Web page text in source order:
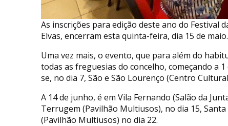
As inscrições para edição deste ano do Festival
Elvas, encerram esta quinta-feira, dia 15 de maio.
Uma vez mais, o evento, que para além do
todas as freguesias do concelho, começando a
se, no dia 7, São e São Lourenço (Centro
A 14 de junho, é em Vila Fernando (Salão da
Terrugem (Pavilhão Multiusos), no dia 15,
(Pavilhão Multiusos) no dia 22.